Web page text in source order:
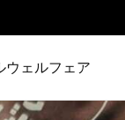
ウェルフェア